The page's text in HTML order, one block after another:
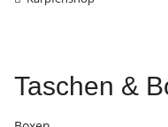
Taschen &